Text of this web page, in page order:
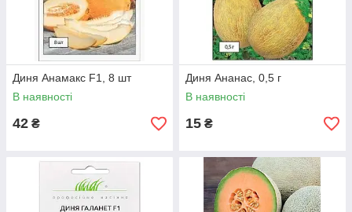
Диня Анамакс F1, 8 шт
В наявності
42 ₴
Диня Ананас, 0,5 г
В наявності
15 ₴